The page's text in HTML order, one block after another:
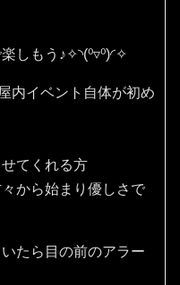
しもう♪✧⁠◝⁠(⁠⁰⁠▿⁠⁰⁠)⁠◜⁠✧
内イベント自体が初め
てくれる方
から始まり優しさで
たら目の前のアラー